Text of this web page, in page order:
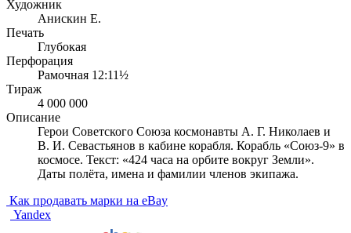
Художник
Анискин Е.
Печать
Глубокая
Перфорация
Рамочная 12:11½
Тираж
4 000 000
Описание
Герои Советского Союза космонавты А. Г. Николаев и
В. И. Севастьянов в кабине корабля. Корабль «Союз-9» в
космосе. Текст: «424 часа на орбите вокруг Земли».
Даты полёта, имена и фамилии членов экипажа.
Как продавать марки на eBay
Yandex